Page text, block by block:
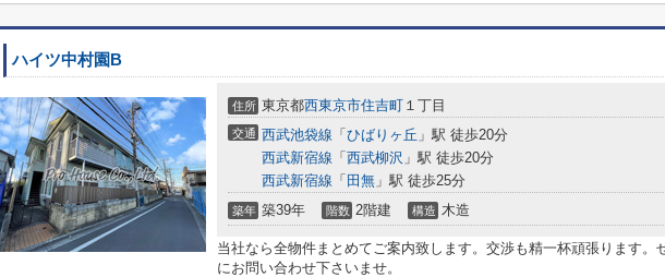
ハイツ中村園B
住所 東京都西東京市住吉町 １丁目
交通 西武池袋線 「 ひばりヶ丘 」駅 徒歩20分
西武新宿線 「 西武柳沢 」駅 徒歩20分
西武新宿線 「 田無 」駅 徒歩25分
築年 築39年 階数 2階建 構造 木造
当社なら全物件まとめてご案内致します。交渉も精一杯頑張ります。
にお問い合わせ下さいませ。